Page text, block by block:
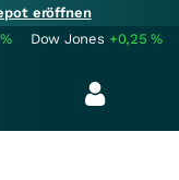
eröffnen
% Dow Jones +0,25%